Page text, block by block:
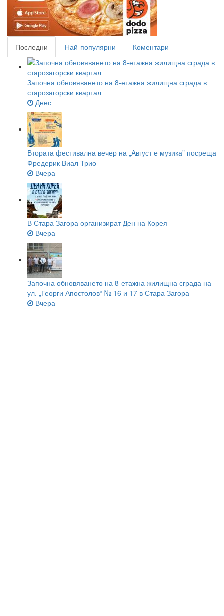
Последни Най-популярни Коментари
Започна обновяването на 8-етажна жилищна сграда в
старозагорски квартал
Днес
Втората фестивална вечер на „Август е музика" посреща
Фредерик Виал Трио
Вчера
В Стара Загора организират Ден на Корея
Вчера
Започна обновяването на 8-етажна жилищна сграда на
ул. „Георги Апостолов“ № 16 и 17 в Стара Загора
Вчера